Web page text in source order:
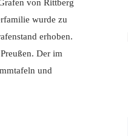
von Rittberg
wurde zu
erhoben.
Der im
und